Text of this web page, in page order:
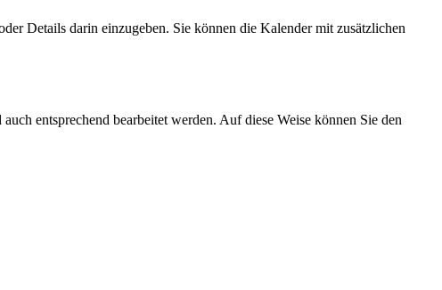
Details darin einzugeben. Sie können die Kalender mit zusätzlichen
entsprechend bearbeitet werden. Auf diese Weise können Sie den